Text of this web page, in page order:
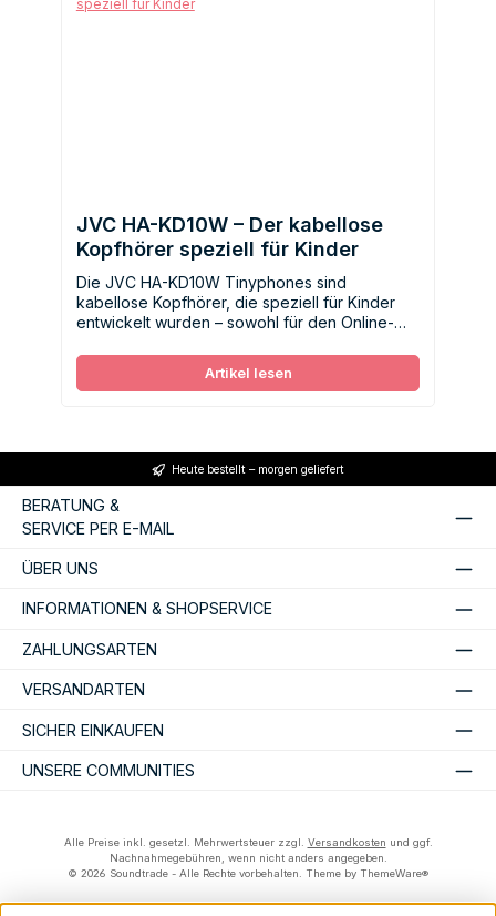
JVC HA-KD10W – Der kabellose
Kopfhörer speziell für Kinder
Die JVC HA-KD10W Tinyphones sind
kabellose Kopfhörer, die speziell für Kinder
entwickelt wurden – sowohl für den Online-
Artikel lesen
Heute bestellt – morgen geliefert
BERATUNG &
SERVICE PER E-MAIL
ÜBER UNS
INFORMATIONEN & SHOPSERVICE
ZAHLUNGSARTEN
VERSANDARTEN
SICHER EINKAUFEN
UNSERE COMMUNITIES
Alle Preise inkl. gesetzl. Mehrwertsteuer zzgl. Versandkosten und ggf.
Nachnahmegebühren, wenn nicht anders angegeben.
© 2026 Soundtrade - Alle Rechte vorbehalten. Theme by ThemeWare®